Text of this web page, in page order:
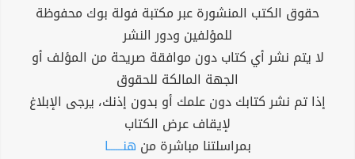
حقوق الكتب المنشورة عبر مكتبة فولة بوك محفوظة
للمؤلفين ودور النشر
لا يتم نشر أي كتاب دون موافقة صريحة من المؤلف أو
الجهة المالكة للحقوق
إذا تم نشر كتابك دون علمك أو بدون إذنك، يرجى الإبلاغ
لإيقاف عرض الكتاب
بمراسلتنا مباشرة من هنــــــا